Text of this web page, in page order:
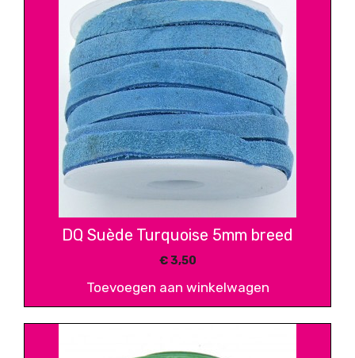
DQ Suède Turquoise 5mm breed
€3,50
Toevoegen aan winkelwagen